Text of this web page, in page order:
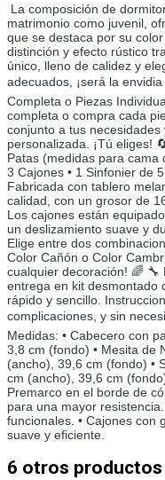
La composición de
matrimonio como juvenil,
que se destaca por su
distinción y efecto rústico
único, lleno de calidez y
adecuados, ¡será la
Completa o Piezas
completa o compra cada
conjunto a tus
personalizada. ¡Tú eliges!
Patas (medidas para cama
3 Cajones • 1 Sinfonier de
Fabricada con tablero
calidad, con un grosor de
Los cajones están
un deslizamiento suave y
Elige entre dos
Color Cañón o Color
cualquier decoración! 🌈
entrega en kit desmontado
rápido y sencillo.
complicaciones, y sin
Medidas: • Cabecero con
3,8 cm (fondo) • Mesita de
(ancho), 39,6 cm (fondo) •
cm (ancho), 39,6 cm
Premarco en el borde de
para una mayor
funcionales. • Cajones con
suave y eficiente.
6 otros productos